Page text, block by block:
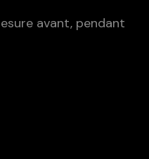
avant, pendant